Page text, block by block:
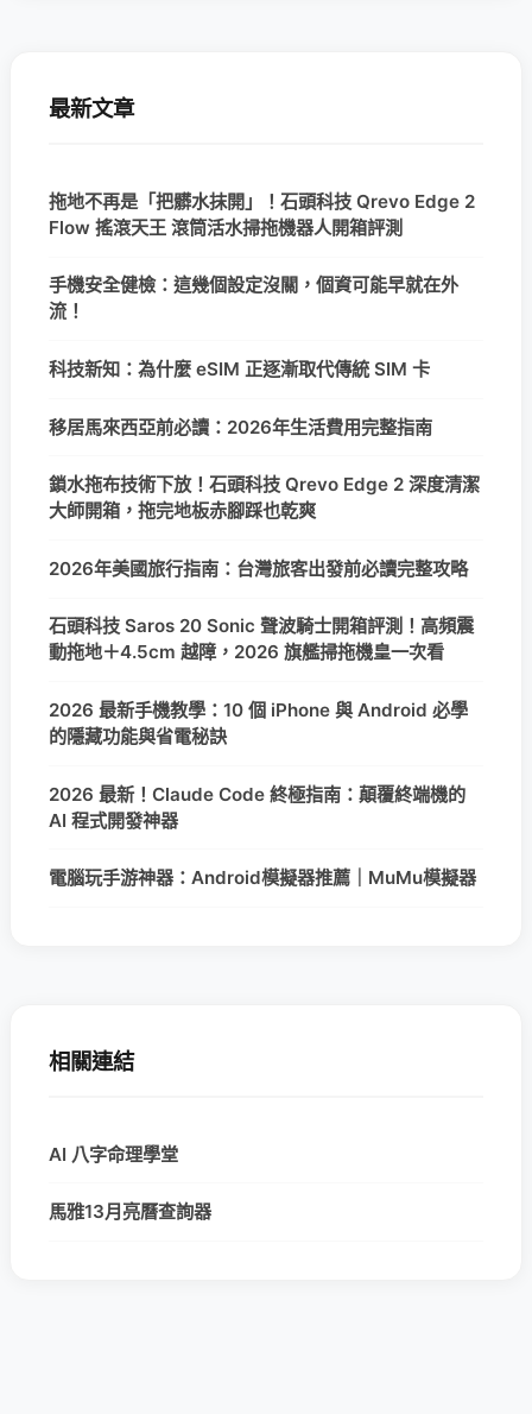
最新文章
拖地不再是「把髒水抹開」！石頭科技 Qrevo Edge 2
Flow 搖滾天王 滾筒活水掃拖機器人開箱評測
手機安全健檢：這幾個設定沒關，個資可能早就在外
流！
科技新知：為什麼 eSIM 正逐漸取代傳統 SIM 卡
移居馬來西亞前必讀：2026年生活費用完整指南
鎖水拖布技術下放！石頭科技 Qrevo Edge 2 深度清潔
大師開箱，拖完地板赤腳踩也乾爽
2026年美國旅行指南：台灣旅客出發前必讀完整攻略
石頭科技 Saros 20 Sonic 聲波騎士開箱評測！高頻震
動拖地＋4.5cm 越障，2026 旗艦掃拖機皇一次看
2026 最新手機教學：10 個 iPhone 與 Android 必學
的隱藏功能與省電秘訣
2026 最新！Claude Code 終極指南：顛覆終端機的
AI 程式開發神器
電腦玩手游神器：Android模擬器推薦｜MuMu模擬器
相關連結
AI 八字命理學堂
馬雅13月亮曆查詢器